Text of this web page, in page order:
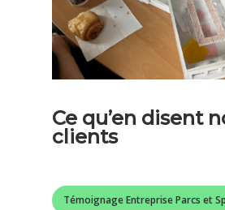
Ce qu’en disent
clients
Témoignage Entreprise Parcs et